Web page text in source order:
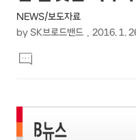
컨
텐
츠
목
NEWS/보도자료
by SK브로드밴드 2016. 1.
문
댓
글